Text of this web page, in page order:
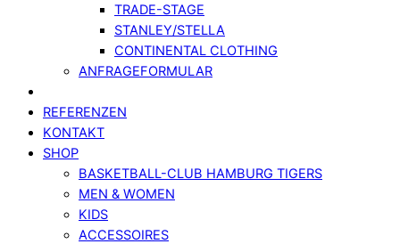
TRADE-STAGE
STANLEY/STELLA
CONTINENTAL CLOTHING
ANFRAGEFORMULAR
REFERENZEN
KONTAKT
SHOP
BASKETBALL-CLUB HAMBURG TIGERS
MEN & WOMEN
KIDS
ACCESSOIRES